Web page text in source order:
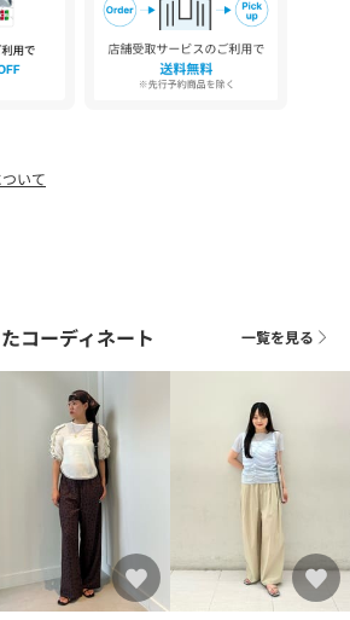
し付け下さい。
NL 品番：18336999633
いて
コーディネート 一覧を見る